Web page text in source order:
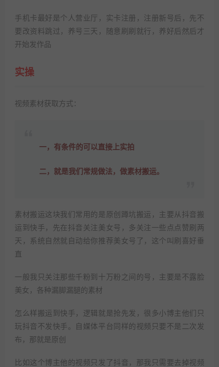
手机卡最好是个人营业厅，实卡注册，注册新号后，先不
要改资料跳过，养号三天，随意刷刷就行，养好后然后才
开始发作品
实操
视频素材获取方式：
一，有条件的可以直接上实拍
二，就是我们常规做法，做素材搬运。
素材搬运这块我们常用的是原创蹲坑搬运，主要从抖音搬
运到快手，先在抖音关注美女号，多关注一些点点赞刷两
天，系统自然就自动给你推荐美女号了，这个叫刷喜好垂
直
一般我只关注那些千粉到十万粉之间的号，主要是不露脸
美女，各种漏脚漏腿的素材
怎么样搬运到快手，逻辑就是抢先发，很多小博主他们只
玩抖音不发快手。自媒体平台同样的视频只要不是二次发
布，那就是原创
比如这个博主他的视频只发了抖音，那我只需要去掉视频